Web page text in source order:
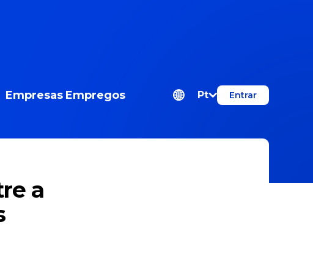
Empresas Empregos Pt Entrar
a